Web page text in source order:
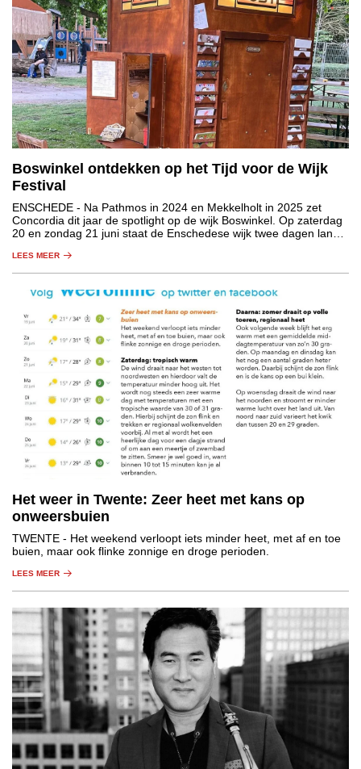
Boswinkel ontdekken op het Tijd voor de Wijk
Festival
ENSCHEDE - Na Pathmos in 2024 en Mekkelholt in 2025 zet
Concordia dit jaar de spotlight op de wijk Boswinkel. Op zaterdag
20 en zondag 21 juni staat de Enschedese wijk twee dagen lang
LEES MEER
Het weer in Twente: Zeer heet met kans op
onweersbuien
TWENTE - Het weekend verloopt iets minder heet, met af en toe
buien, maar ook flinke zonnige en droge perioden.
LEES MEER